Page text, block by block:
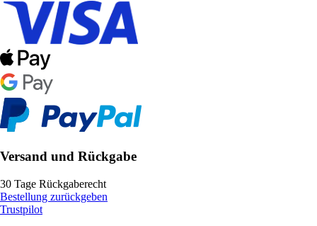
Versand und Rückgabe
30 Tage Rückgaberecht
Bestellung zurückgeben
Trustpilot